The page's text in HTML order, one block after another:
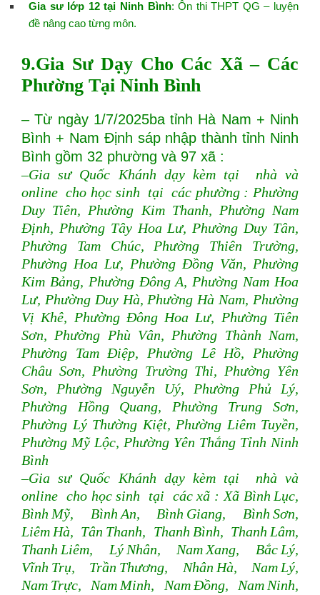
Gia sư lớp 12 tại Ninh Bình: Ôn thi THPT QG – luyện
đề nâng cao từng môn.
9.Gia Sư Dạy Cho Các Xã – Các
Phường Tại Ninh Bình
– Từ ngày 1/7/2025ba tỉnh Hà Nam + Ninh
Bình + Nam Định sáp nhập thành tỉnh Ninh
Bình gồm 32 phường và 97 xã :
–Gia sư Quốc Khánh dạy kèm tại nhà và
online cho học sinh tại các phường : Phường
Duy Tiên, Phường Kim Thanh, Phường Nam
Định, Phường Tây Hoa Lư, Phường Duy Tân,
Phường Tam Chúc, Phường Thiên Trường,
Phường Hoa Lư, Phường Đồng Văn, Phường
Kim Bảng, Phường Đông A, Phường Nam Hoa
Lư, Phường Duy Hà, Phường Hà Nam, Phường
Vị Khê, Phường Đông Hoa Lư, Phường Tiên
Sơn, Phường Phù Vân, Phường Thành Nam,
Phường Tam Điệp, Phường Lê Hồ, Phường
Châu Sơn, Phường Trường Thi, Phường Yên
Sơn, Phường Nguyễn Uý, Phường Phủ Lý,
Phường Hồng Quang, Phường Trung Sơn,
Phường Lý Thường Kiệt, Phường Liêm Tuyền,
Phường Mỹ Lộc, Phường Yên Thắng Tỉnh Ninh
Bình
–Gia sư Quốc Khánh dạy kèm tại nhà và
online cho học sinh tại các xã : Xã Bình Lục,
Bình Mỹ, Bình An, Bình Giang, Bình Sơn,
Liêm Hà, Tân Thanh, Thanh Bình, Thanh Lâm,
Thanh Liêm, Lý Nhân, Nam Xang, Bắc Lý,
Vĩnh Trụ, Trần Thương, Nhân Hà, Nam Lý,
Nam Trực, Nam Minh, Nam Đồng, Nam Ninh,